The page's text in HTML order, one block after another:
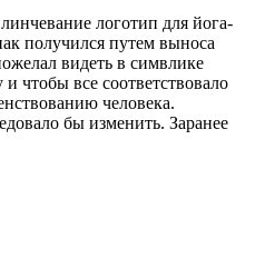
логотип для йога-
получился путем выноса
видеть в симвлике
чтобы все соответствовало
человека.
бы изменить. Заранее